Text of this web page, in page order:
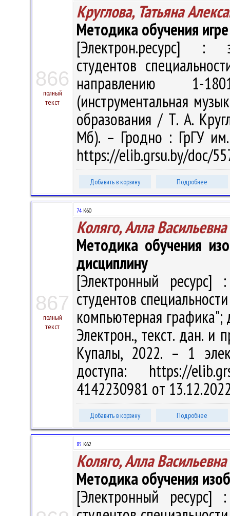
866
полный
текст
Круглова, Татьяна
Методика обучения
[Электрон.ресурс] :
студентов
направлению 1-
(инструментальная
образования / Т. А.
Мб). – Гродно : ГрГУ
https://elib.grsu.by/doc/
Добавить в корзину Подробнее
867
полный
текст
74 К60
Коляго, Алла Васильевна
Методика обучения
дисциплину
[Электронный ресурс]
студентов
компьютерная
Электрон., текст. дан. и
Купалы, 2022. – 1
доступа: https://
4142230981 от
Добавить в корзину Подробнее
85 К62
Коляго, Алла Васильевна
Методика обучения
[Электронный ресурс]